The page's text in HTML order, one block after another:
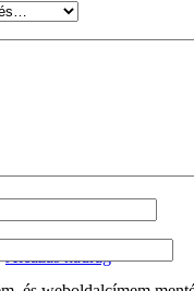
Álcázás nadrág